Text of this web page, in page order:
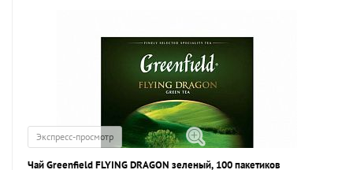
Экспресс-просмотр
Чай Greenfield FLYING DRAGON зеленый, 100 пакетиков